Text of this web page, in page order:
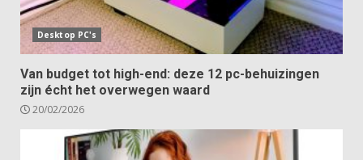
Desktop PC's
Van budget tot high-end: deze 12 pc-behuizingen
zijn écht het overwegen waard
20/02/2026